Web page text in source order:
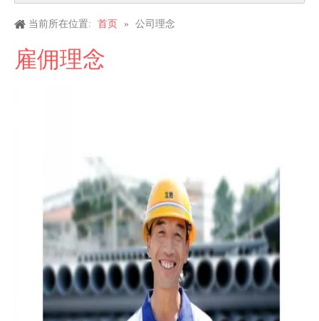
当前所在位置: 首页 » 公司理念
雇佣理念